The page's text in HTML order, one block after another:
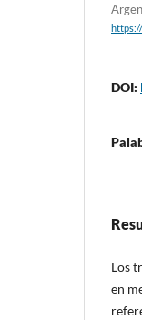
DOI:
Los
en